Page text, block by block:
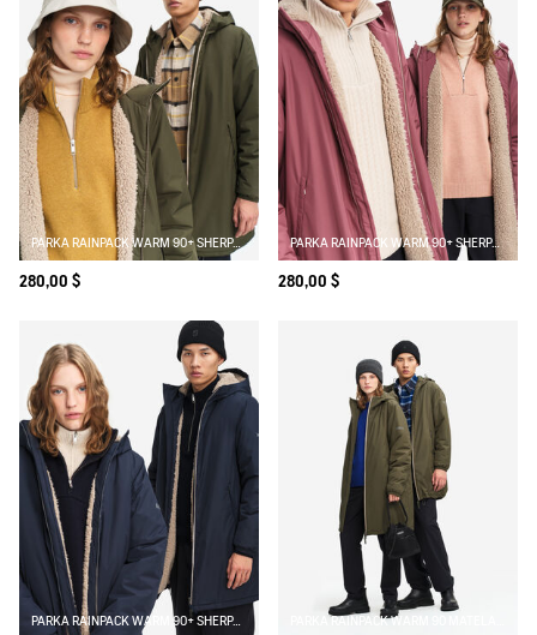
PARKA RAINPACK WARM 90+ SHERPA : COUPE-VENT MIXTE LONG IMPERMÉABLE MTD ET PLIABLE
280,00 $
PARKA RAINPACK WARM 90+ SHERPA : COUPE-VENT MIXTE LONG IMPERMÉABLE MTD ET PLIABLE
280,00 $
PARKA RAINPACK WARM 90+ SHERPA : COUPE-VENT MIXTE LONG IMPERMÉABLE MTD ET PLIABLE